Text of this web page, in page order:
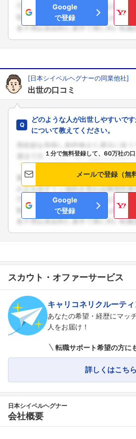
こちらの企業もフォロー
Google
で登録
[日本シイベルヘグナーの同業他社]
出世の口コミ
どのような人が出世しやすいで
について教えてください。
１分で無料登録して、60万社の
メールで登録（無
Google
で登録
スカウト・オファーサービス
キャリコネリクルーテ
あなたの希望・経歴にマッ
人をお届け！
転職サポート希望の方に
詳しくはこちら
日本シイベルヘグナー
会社概要